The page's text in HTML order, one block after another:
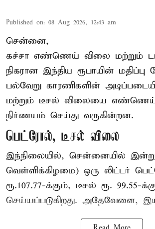
Published on: 08 Aug 2026, 12:43 am
சென்னை,
கச்சா எண்ணெய் விலை மற்றும்
நிகரான இந்திய ரூபாயின்
பல்வேறு காரணிகளின்
மற்றும் டீசல் விலையை எண்ணெய்
நிர்ணயம் செய்து வருகின்றன.
பெட்ரோல், டீசல் விலை
இந்நிலையில், சென்னையில் இன்று
வெள்ளிக்கிழமை) ஒரு லிட்டர்
ரூ.107.77-க்கும், டீசல் ரூ. 99.55-
செய்யப்படுகிறது. அதேவேளை,